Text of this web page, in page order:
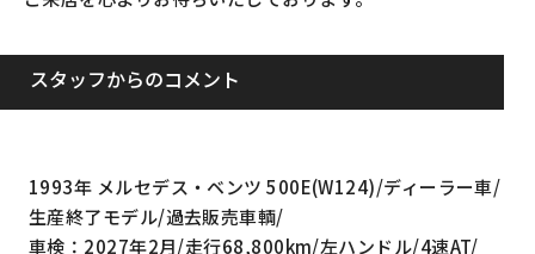
スタッフからのコメント
1993年 メルセデス・ベンツ 500E(W124)/ディーラー車/
生産終了モデル/過去販売車輌/
車検：2027年2月/走行68,800km/左ハンドル/4速AT/